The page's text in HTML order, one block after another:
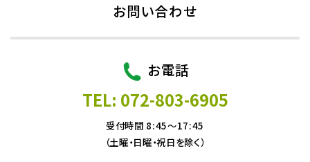
お問い合わせ
お電話
TEL: 072-803-6905
受付時間 8:45～17:45
（土曜・日曜・祝日を除く）